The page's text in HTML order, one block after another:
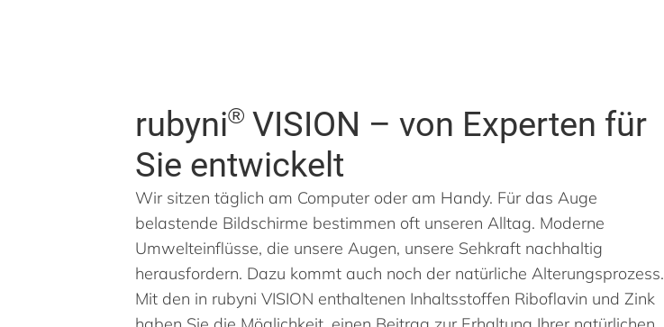
rubyni® VISION – von Experten für
Sie entwickelt
Wir sitzen täglich am Computer oder am Handy. Für das Auge
belastende Bildschirme bestimmen oft unseren Alltag. Moderne
Umwelteinflüsse, die unsere Augen, unsere Sehkraft nachhaltig
herausfordern. Dazu kommt auch noch der natürliche Alterungsprozess.
Mit den in rubyni VISION enthaltenen Inhaltsstoffen Riboflavin und Zink